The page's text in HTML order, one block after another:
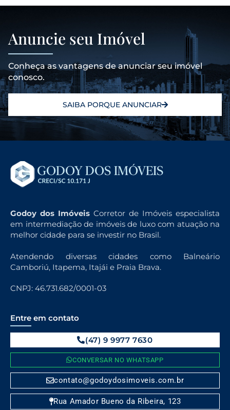
Anuncie seu Imóvel
Conheça as vantagens de anunciar seu imóvel
conosco.
SAIBA PORQUE ANUNCIAR
Godoy dos Imóveis Corretor de Imóveis especialista
em intermediação de imóveis de luxo com atuação na
melhor cidade para se investir no Brasil.
Atendendo diversas cidades como Balneário
Camboriú, Itapema, Itajái e Praia Brava.
CNPJ: 46.731.682/0001-03
Entre em contato
(47) 9 9977 7630
CONVERSAR NO WHATSAPP
contato@godoydosimoveis.com.br
Rua Amador Bueno da Ribeira, 123